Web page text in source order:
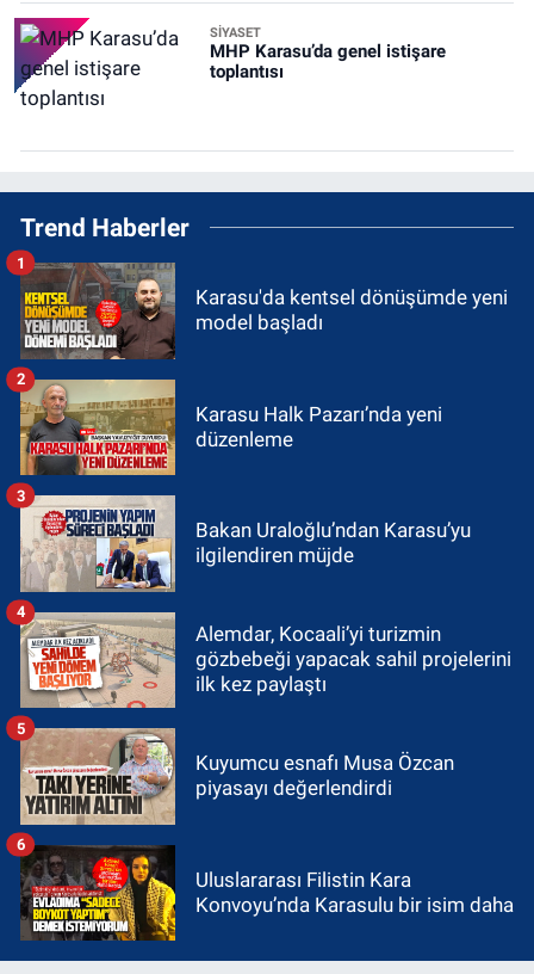
SİYASET
MHP Karasu’da genel istişare
toplantısı
Trend Haberler
Karasu'da kentsel dönüşümde yeni
model başladı
1
Karasu Halk Pazarı’nda yeni
düzenleme
2
Bakan Uraloğlu’ndan Karasu’yu
ilgilendiren müjde
3
Alemdar, Kocaali’yi turizmin
gözbebeği yapacak sahil projelerini
ilk kez paylaştı
4
Kuyumcu esnafı Musa Özcan
piyasayı değerlendirdi
5
Uluslararası Filistin Kara
Konvoyu’nda Karasulu bir isim daha
6